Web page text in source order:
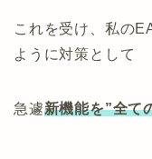
これを受け、私の
ように対策として
急遽新機能を”全て